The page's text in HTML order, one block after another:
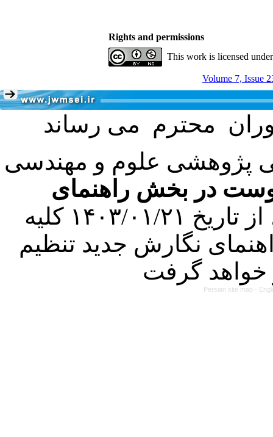
Rights and permissions
This work is licensed
Volume 7, Issue
پژوهشی علوم و مهندسی
در بخش راهنمای
کرده است. در این راستا، از تاریخ ۱۴۰۳/۰۱/۲۱ کلیه
نگارش جدید تنظیم
Persian site map -